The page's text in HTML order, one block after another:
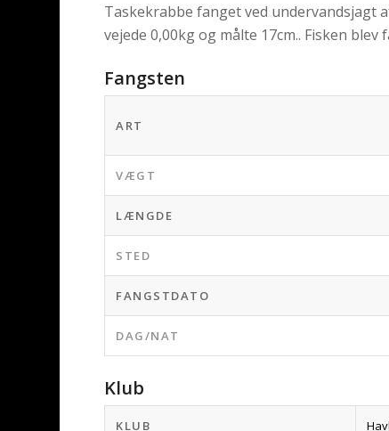
Taskekrabbe fanget ved undervandsjagt
vejede 0,00kg og målte 17cm.. Fisken blev
Fangsten
ART
VÆGT
LÆNGDE
STED
FANGSTDATO
DAG/NAT
Klub
KLUB